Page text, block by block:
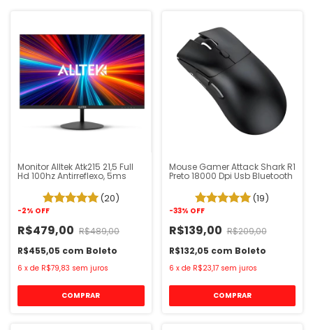
Monitor Alltek Atk215 21,5 Full
Hd 100hz Antirreflexo, 5ms
(20)
-2% OFF
R$479,00 R$489,00
R$455,05 com Boleto
6 x de R$79,83 sem juros
Mouse Gamer Attack Shark R1
Preto 18000 Dpi Usb Bluetooth
(19)
-33% OFF
R$139,00 R$209,00
R$132,05 com Boleto
6 x de R$23,17 sem juros